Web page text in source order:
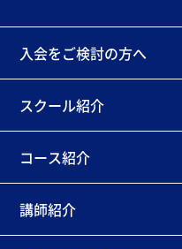
入会をご検討の方へ
スクール紹介
コース紹介
講師紹介